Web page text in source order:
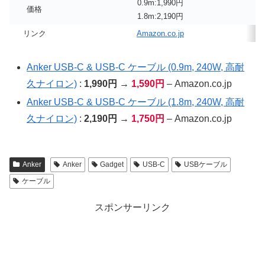
価格
0.9m:1,990円
1.8m:2,190円
リンク
Amazon.co.jp
Anker USB-C & USB-C ケーブル (0.9m, 240W, 高耐
久ナイロン) : 1,990円 → 1,590円 – Amazon.co.jp
Anker USB-C & USB-C ケーブル (1.8m, 240W, 高耐
久ナイロン) :2,190円 → 1,750円 – Amazon.co.jp
Anker Anker Gadget USB-C
USBケーブル
ケーブル
スポンサーリンク